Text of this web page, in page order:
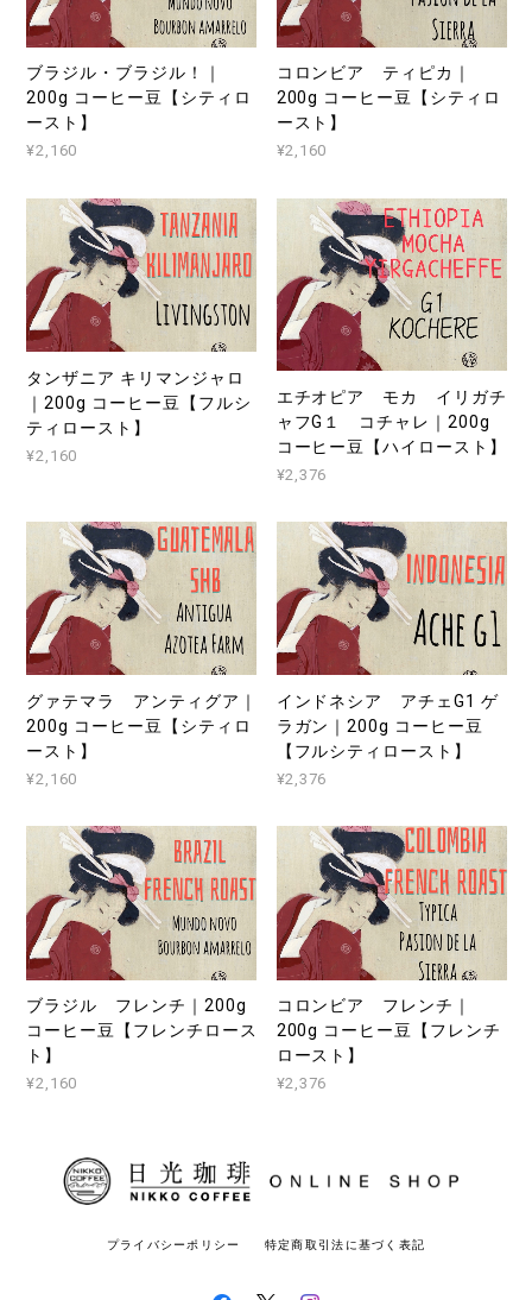
ブラジル・ブラジル！｜
200g コーヒー豆【シティロ
ースト】
¥2,160
コロンビア ティピカ｜
200g コーヒー豆【シティロ
ースト】
¥2,160
タンザニア キリマンジャロ
｜200g コーヒー豆【フルシ
ティロースト】
¥2,160
エチオピア モカ イリガチ
ャフG１ コチャレ｜200g
コーヒー豆【ハイロースト】
¥2,376
グァテマラ アンティグア｜
200g コーヒー豆【シティロ
ースト】
¥2,160
インドネシア アチェG1 ゲ
ラガン｜200g コーヒー豆
【フルシティロースト】
¥2,376
ブラジル フレンチ｜200g
コーヒー豆【フレンチロース
ト】
¥2,160
コロンビア フレンチ｜
200g コーヒー豆【フレンチ
ロースト】
¥2,376
プライバシーポリシー 特定商取引法に基づく表記